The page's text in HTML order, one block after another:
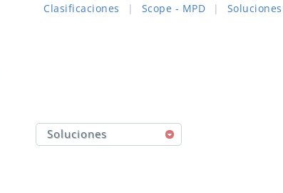
Clasificaciones | Scope - MPD | Soluciones
Soluciones